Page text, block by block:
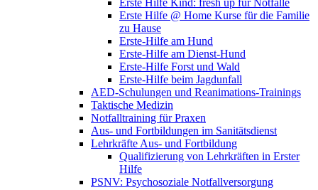
Erste Hilfe @ Home Kurse für die Familie
zu Hause
Erste-Hilfe am Hund
Erste-Hilfe am Dienst-Hund
Erste-Hilfe Forst und Wald
Erste-Hilfe beim Jagdunfall
AED-Schulungen und Reanimations-Trainings
Taktische Medizin
Notfalltraining für Praxen
Aus- und Fortbildungen im Sanitätsdienst
Lehrkräfte Aus- und Fortbildung
Qualifizierung von Lehrkräften in Erster
Hilfe
PSNV: Psychosoziale Notfallversorgung